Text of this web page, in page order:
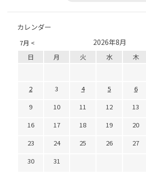
カレンダー
7月 < 2026年8月
日 月 火 水 木
2
3 4 5 6
9
10 11 12 13
16
17 18 19 20
23
24 25 26 27
30
31